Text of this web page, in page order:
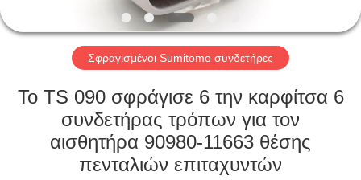
ΓΎΡΟΣ
ΕΡΓΟΣΤΑΣΊΩΝ
ΠΟΙΟΤΙΚΌΣ
ΈΛΕΓΧΟΣ
Σφραγισμένοι Sumitomo συνδετήρες
Το TS 090 σφράγισε 6 την καρφίτσα 6
συνδετήρας τρόπων για τον
αισθητήρα 90980-11663 θέσης
πενταλιών επιταχυντών